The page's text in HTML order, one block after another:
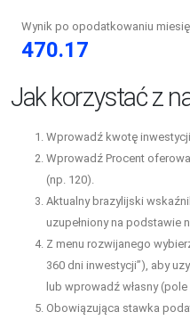
Wynik po opodatkowaniu
470.17
Jak korzystać z
Wprowadź kwotę
Wprowadź Procent
(np. 120).
Aktualny brazylijski
uzupełniony na podstawie
Z menu rozwijanego
360 dni inwestycji”), aby
lub wprowadź własny
Obowiązująca stawka